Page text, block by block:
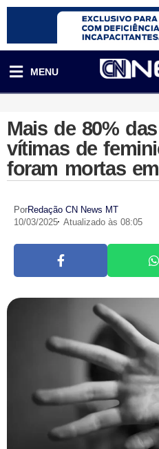
MENU
Mais de 80%
vítimas de
foram mortas
relatório
PorRedação CN News MT
10/03/2025 Atualizado às 08:05